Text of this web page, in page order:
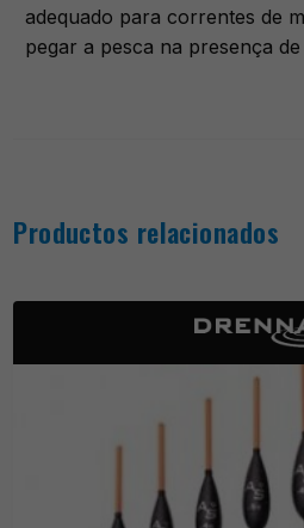
adequado para correntes de
pegar a pesca na presença
Productos relacionados